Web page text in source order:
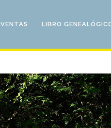
VENTAS LIBRO